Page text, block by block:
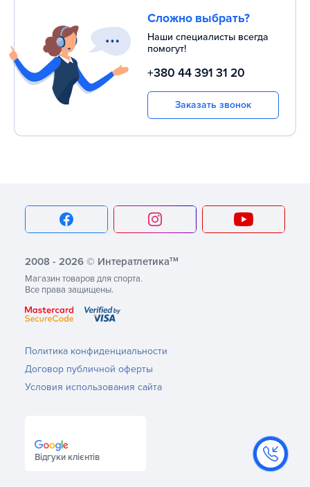
Сложно выбрать?
Наши специалисты всегда
помогут!
+380 44 391 31 20
Заказать звонок
2008 - 2026 © Интератлетикатм
Магазин товаров для спорта.
Все права защищены.
Политика конфиденциальности
Договор публичной оферты
Условия использования сайта
Відгуки клієнтів